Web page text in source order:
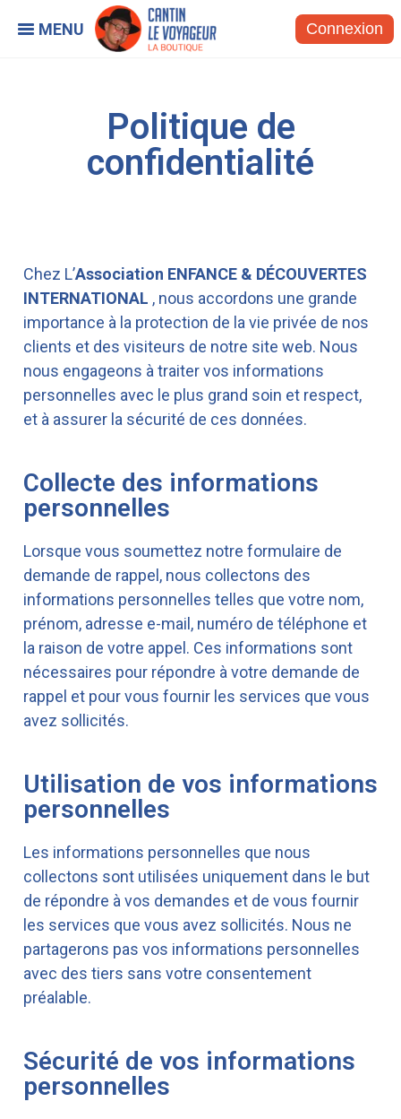
Connexion
Politique de
confidentialité
Chez L’Association ENFANCE & DÉCOUVERTES
INTERNATIONAL , nous accordons une grande
importance à la protection de la vie privée de nos
clients et des visiteurs de notre site web. Nous
nous engageons à traiter vos informations
personnelles avec le plus grand soin et respect,
et à assurer la sécurité de ces données.
Collecte des informations
personnelles
Lorsque vous soumettez notre formulaire de
demande de rappel, nous collectons des
informations personnelles telles que votre nom,
prénom, adresse e-mail, numéro de téléphone et
la raison de votre appel. Ces informations sont
nécessaires pour répondre à votre demande de
rappel et pour vous fournir les services que vous
avez sollicités.
Utilisation de vos informations
personnelles
Les informations personnelles que nous
collectons sont utilisées uniquement dans le but
de répondre à vos demandes et de vous fournir
les services que vous avez sollicités. Nous ne
partagerons pas vos informations personnelles
avec des tiers sans votre consentement
préalable.
Sécurité de vos informations
personnelles